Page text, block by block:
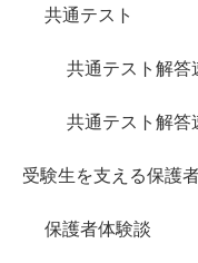
共通テスト
共通テスト解答
共通テスト解答
受験生を支える保護
保護者体験談